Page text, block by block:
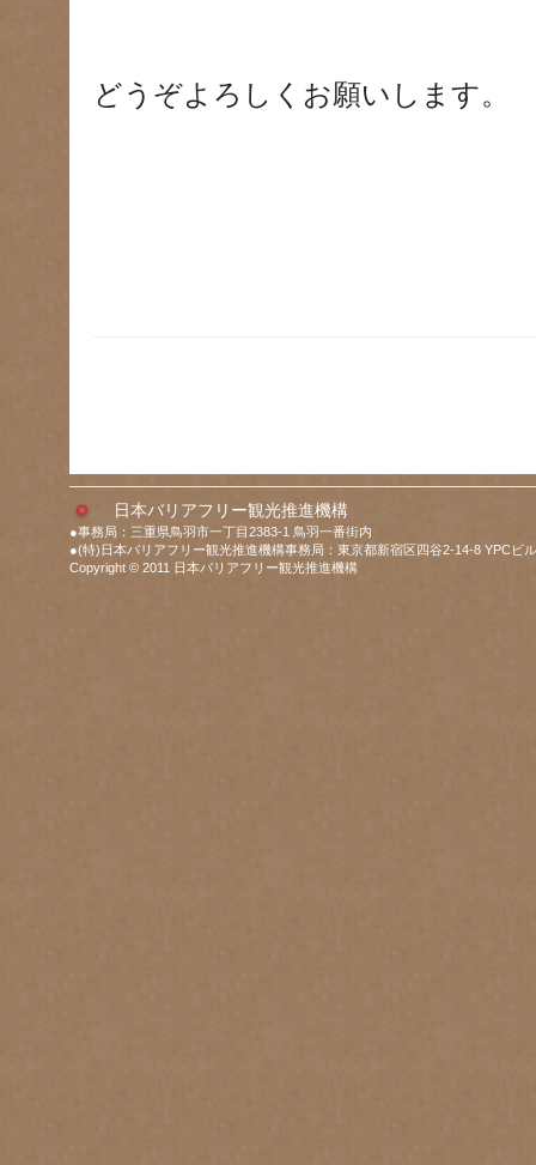
どうぞよろしくお願いします。
日本バリアフリー観光推進機構
●事務局：三重県鳥羽市一丁目2383-1 鳥羽一番街内
●(特)日本バリアフリー観光推進機構事務局：東京都新宿区四谷2-14-8 YPCビ
Copyright © 2011 日本バリアフリー観光推進機構